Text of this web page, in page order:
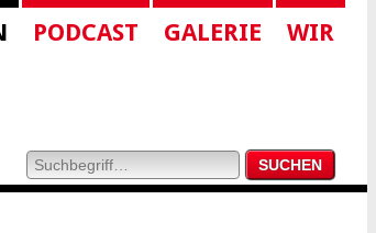
PODCAST GALERIE WIR